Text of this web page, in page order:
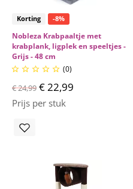
Korting -8%
Nobleza Krabpaaltje met
krabplank, ligplek en speeltjes -
Grijs - 48 cm
     (0)
€ 24,99 € 22,99
Prijs per stuk